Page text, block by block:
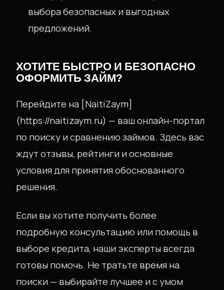
выбора безопасных и выгодных
предложений.
ХОТИТЕ БЫСТРО И БЕЗОПАСНО
ОФОРМИТЬ ЗАЙМ?
Перейдите на [NaitiZaym]
(https://naitizaym.ru) — ваш онлайн-портал
по поиску и сравнению займов. Здесь вас
ждут отзывы, рейтинги и основные
условия для принятия обоснованного
решения.
Если вы хотите получить более
подробную консультацию или помощь в
выборе кредита, наши эксперты всегда
готовы помочь. Не тратьте время на
поиски — выбирайте лучшее и с умом